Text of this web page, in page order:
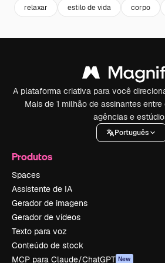
relaxar estilo de vida corpo
A plataforma criativa para você
Mais de 1 milhão de assinantes
agências e
Português
Produtos
Spaces
Assistente de IA
Gerador de imagens
Gerador de vídeos
Texto para voz
Conteúdo de stock
MCP para Claude/ChatGPT New